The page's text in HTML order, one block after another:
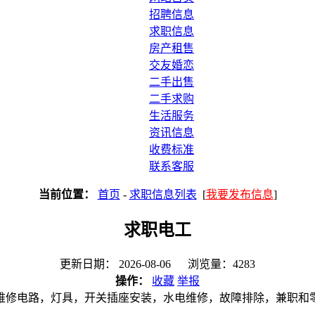
招聘信息
求职信息
房产租售
交友婚恋
二手出售
二手求购
生活服务
资讯信息
收费标准
联系客服
当前位置： 首页 - 求职信息列表 [我要发布信息]
求职电工
更新日期： 2026-08-06 浏览量：4283
操作：
收藏 举报
修电路，灯具，开关插座安装，水电维修，故障排除，兼职和